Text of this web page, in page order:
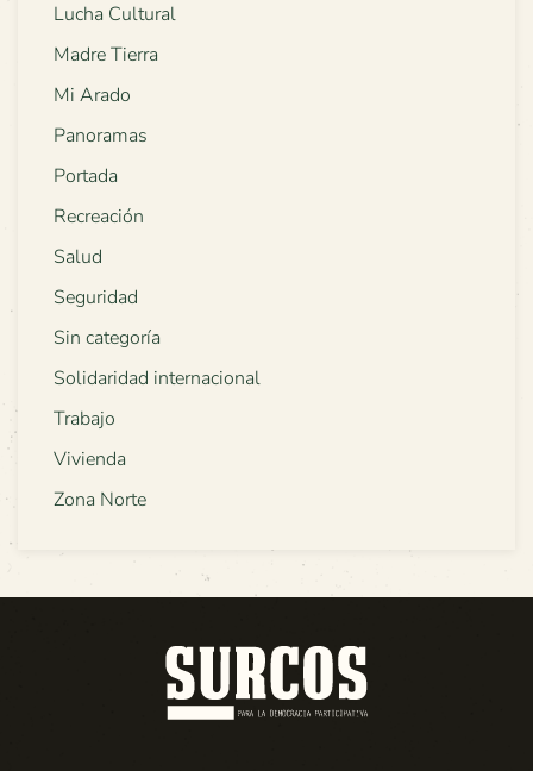
Lucha Cultural
Madre Tierra
Mi Arado
Panoramas
Portada
Recreación
Salud
Seguridad
Sin categoría
Solidaridad internacional
Trabajo
Vivienda
Zona Norte